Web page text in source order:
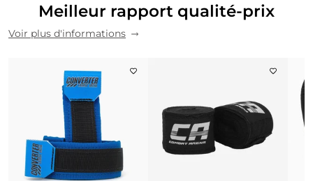
Meilleur rapport qualité-prix
Voir plus d'informations